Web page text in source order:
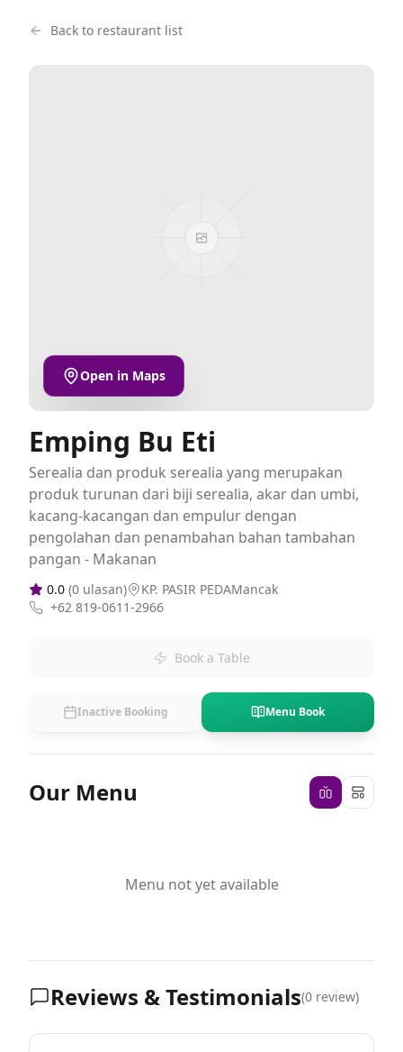
Back to restaurant list
Open in Maps
Emping Bu Eti
Serealia dan produk serealia yang merupakan
produk turunan dari biji serealia, akar dan umbi,
kacang-kacangan dan empulur dengan
pengolahan dan penambahan bahan tambahan
pangan - Makanan
0.0 (0 ulasan)
KP. PASIR PEDAMancak
+62 819-0611-2966
Book a Table
Inactive Booking Menu Book
Our Menu
Menu not yet available
Reviews & Testimonials(0 review)